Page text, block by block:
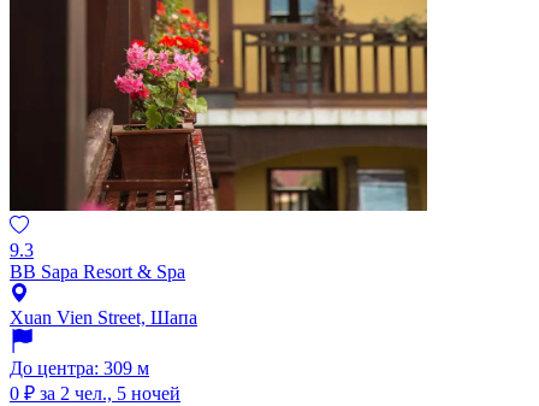
9.3
BB Sapa Resort & Spa
Xuan Vien Street, Шапа
До центра: 309 м
0 ₽ за 2 чел., 5 ночей